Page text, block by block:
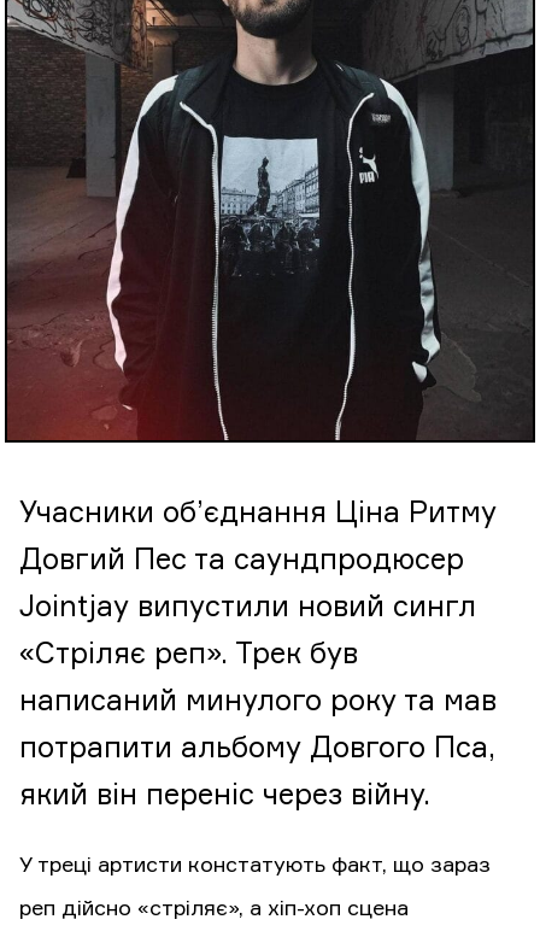
Учасники об’єднання Ціна Ритму
Довгий Пес та саундпродюсер
Jointjay випустили новий сингл
«Стріляє реп». Трек був
написаний минулого року та мав
потрапити альбому Довгого Пса,
який він переніс через війну.
У треці артисти констатують факт, що зараз
реп дійсно «стріляє», а хіп-хоп сцена